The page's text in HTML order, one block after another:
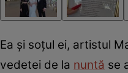
Ea și soțul ei, artistul
vedetei de la nuntă se